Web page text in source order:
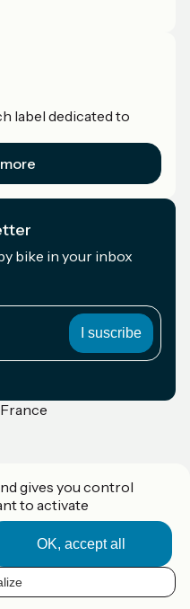
label dedicated to
bike in your inbox
Vélo Tourisme
gives you control
to activate
OK, accept all